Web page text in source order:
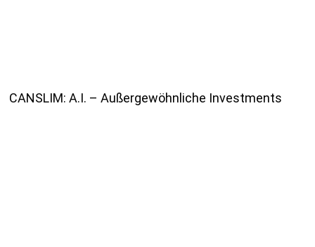
CANSLIM: A.I. – Außergewöhnliche Investments